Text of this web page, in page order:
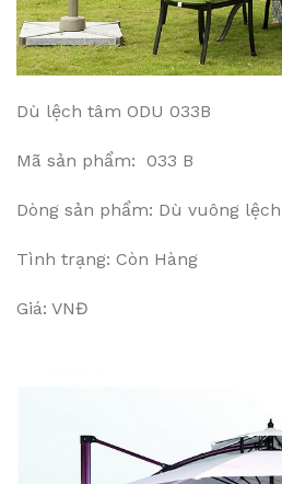
Dù lệch tâm ODU 033B
Mã sản phẩm: 033 B
Dòng sản phẩm: Dù vuông
Tình trạng: Còn Hàng
Giá: VNĐ